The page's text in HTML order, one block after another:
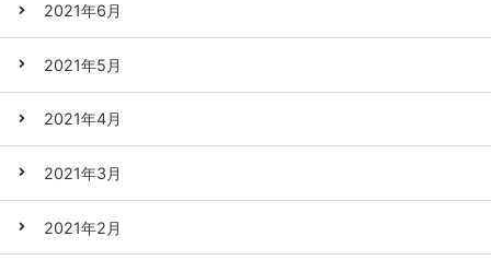
2021年6月
2021年5月
2021年4月
2021年3月
2021年2月